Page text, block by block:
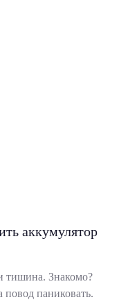
аккумулятор
тишина. Знакомо?
повод паниковать.